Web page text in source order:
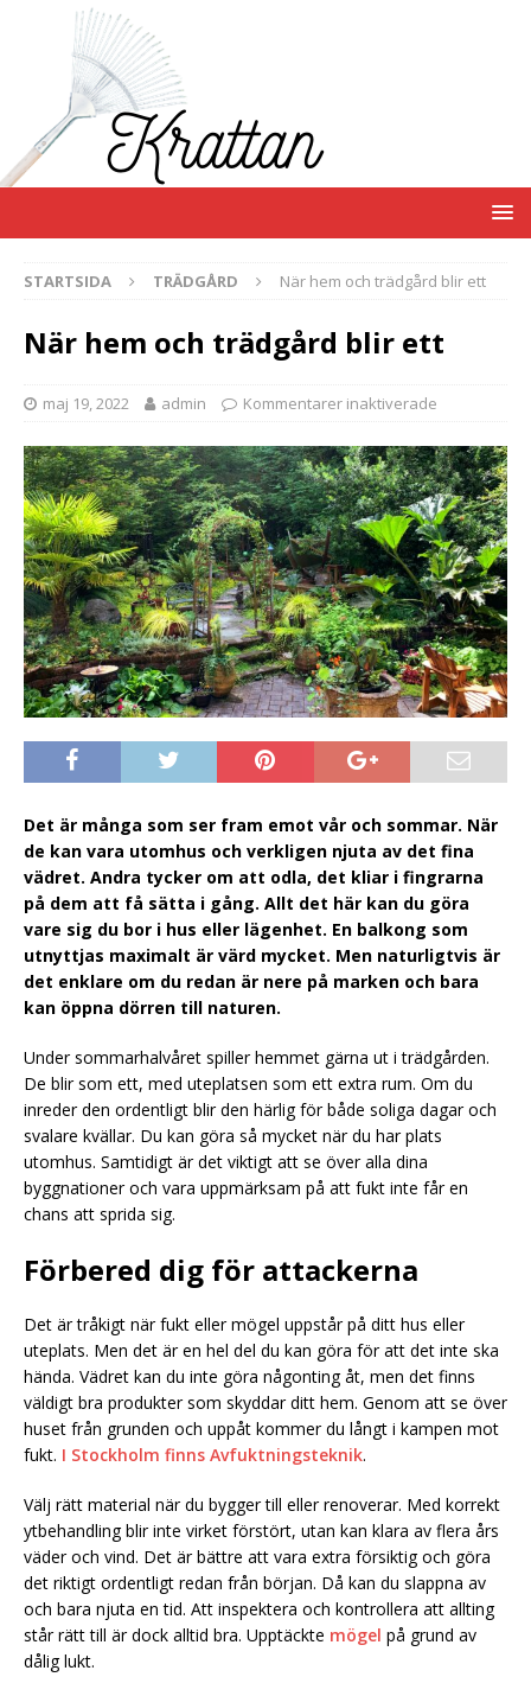
STARTSIDA TRÄDGÅRD När hem och trädgård blir ett
När hem och trädgård blir ett
maj 19, 2022 admin Kommentarer inaktiverade
Det är många som ser fram emot vår och sommar. När
de kan vara utomhus och verkligen njuta av det fina
vädret. Andra tycker om att odla, det kliar i fingrarna
på dem att få sätta i gång. Allt det här kan du göra
vare sig du bor i hus eller lägenhet. En balkong som
utnyttjas maximalt är värd mycket. Men naturligtvis är
det enklare om du redan är nere på marken och bara
kan öppna dörren till naturen.
Under sommarhalvåret spiller hemmet gärna ut i trädgården.
De blir som ett, med uteplatsen som ett extra rum. Om du
inreder den ordentligt blir den härlig för både soliga dagar och
svalare kvällar. Du kan göra så mycket när du har plats
utomhus. Samtidigt är det viktigt att se över alla dina
byggnationer och vara uppmärksam på att fukt inte får en
chans att sprida sig.
Förbered dig för attackerna
Det är tråkigt när fukt eller mögel uppstår på ditt hus eller
uteplats. Men det är en hel del du kan göra för att det inte ska
hända. Vädret kan du inte göra någonting åt, men det finns
väldigt bra produkter som skyddar ditt hem. Genom att se över
huset från grunden och uppåt kommer du långt i kampen mot
fukt. I Stockholm finns Avfuktningsteknik.
Välj rätt material när du bygger till eller renoverar. Med korrekt
ytbehandling blir inte virket förstört, utan kan klara av flera års
väder och vind. Det är bättre att vara extra försiktig och göra
det riktigt ordentligt redan från början. Då kan du slappna av
och bara njuta en tid. Att inspektera och kontrollera att allting
står rätt till är dock alltid bra. Upptäckte mögel på grund av
dålig lukt.